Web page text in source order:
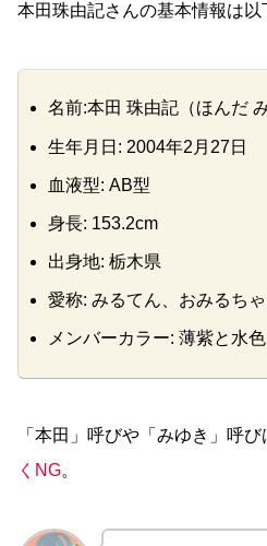
本田珠由記さんの基本情報は以
名前:本田 珠由記（ほんだ
生年月日: 2004年2月27日
血液型: AB型
身長: 153.2cm
出身地: 栃木県
愛称: みるてん、おみるち
メンバーカラー: 薄紫と水色
「本田」呼びや「みゆき」呼
く NG。